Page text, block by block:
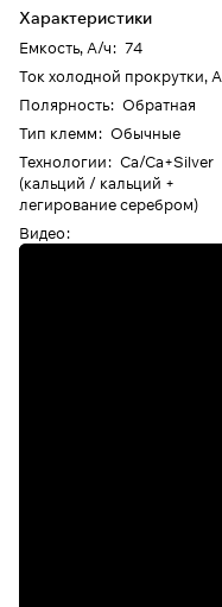
Характеристики
Емкость, А/ч: 74
Ток холодной прокрутки, А
Полярность: Обратная
Тип клемм: Обычные
Технологии: Ca/Ca+Silver
(кальций / кальций +
легирование серебром)
Видео: